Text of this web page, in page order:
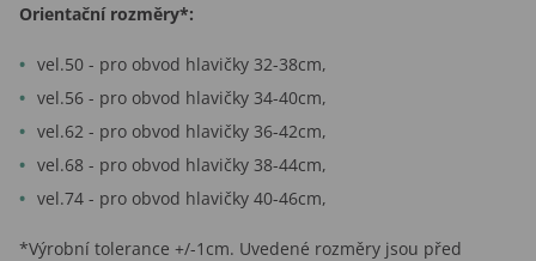
Orientační rozměry*:
vel.50 - pro obvod hlavičky 32-38cm,
vel.56 - pro obvod hlavičky 34-40cm,
vel.62 - pro obvod hlavičky 36-42cm,
vel.68 - pro obvod hlavičky 38-44cm,
vel.74 - pro obvod hlavičky 40-46cm,
*Výrobní tolerance +/-1cm. Uvedené rozměry jsou před